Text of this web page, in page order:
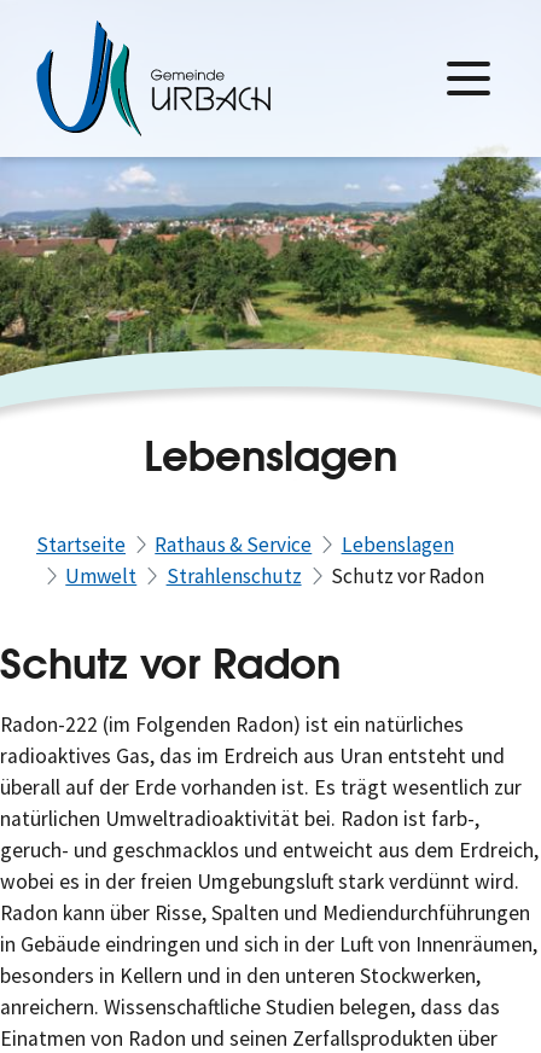
Lebenslagen
Startseite Rathaus & Service
Lebenslagen
Umwelt
Strahlenschutz Schutz vor Radon
Schutz vor Radon
Radon-222 (im Folgenden Radon) ist ein natürliches
radioaktives Gas, das im Erdreich aus Uran entsteht und
überall auf der Erde vorhanden ist. Es trägt wesentlich zur
natürlichen Umweltradioaktivität bei. Radon ist farb-,
geruch- und geschmacklos und entweicht aus dem Erdreich,
wobei es in der freien Umgebungsluft stark verdünnt wird.
Radon kann über Risse, Spalten und Mediendurchführungen
in Gebäude eindringen und sich in der Luft von Innenräumen,
besonders in Kellern und in den unteren Stockwerken,
anreichern. Wissenschaftliche Studien belegen, dass das
Einatmen von Radon und seinen Zerfallsprodukten über